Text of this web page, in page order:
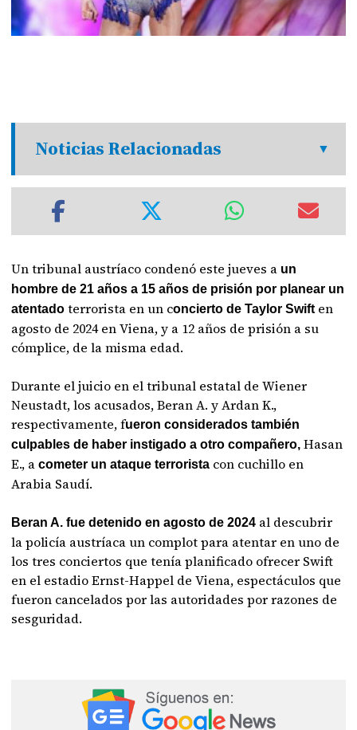
Noticias Relacionadas
Un tribunal austríaco condenó este jueves a un
hombre de 21 años a 15 años de prisión por planear un
atentado terrorista en un concierto de Taylor Swift en
agosto de 2024 en Viena, y a 12 años de prisión a su
cómplice, de la misma edad.
Durante el juicio en el tribunal estatal de Wiener
Neustadt, los acusados, Beran A. y Ardan K.,
respectivamente, fueron considerados también
culpables de haber instigado a otro compañero, Hasan
E., a cometer un ataque terrorista con cuchillo en
Arabia Saudí.
Beran A. fue detenido en agosto de 2024 al descubrir
la policía austríaca un complot para atentar en uno de
los tres conciertos que tenía planificado ofrecer Swift
en el estadio Ernst-Happel de Viena, espectáculos que
fueron cancelados por las autoridades por razones de
sesguridad.